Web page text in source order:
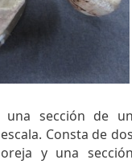
una sección de
Consta de
y una